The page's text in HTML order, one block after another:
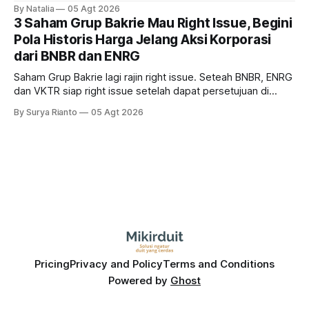
diprediksi semakin terlihat mendekati 2027. Kira-kira gimana
prospeknya? apakah masih menarik dilirik sektor ini?
By Natalia 05 Agt 2026
3 Saham Grup Bakrie Mau Right Issue, Begini
Pola Historis Harga Jelang Aksi Korporasi
dari BNBR dan ENRG
Saham Grup Bakrie lagi rajin right issue. Seteah BNBR, ENRG
dan VKTR siap right issue setelah dapat persetujuan di
pola saham Grup Bakrie jelang right issue
By Surya Rianto 05 Agt 2026
PricingPrivacy and PolicyTerms and Conditions
Powered by Ghost